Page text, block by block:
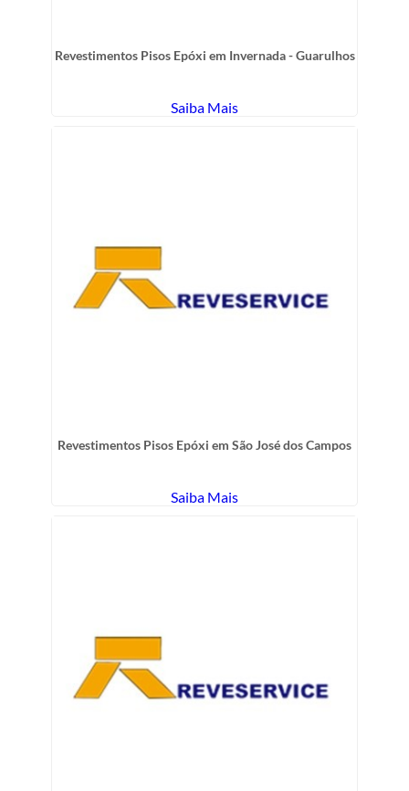
Revestimentos Pisos Epóxi em Invernada - Guarulhos
Saiba Mais
Revestimentos Pisos Epóxi em São José dos Campos
Saiba Mais